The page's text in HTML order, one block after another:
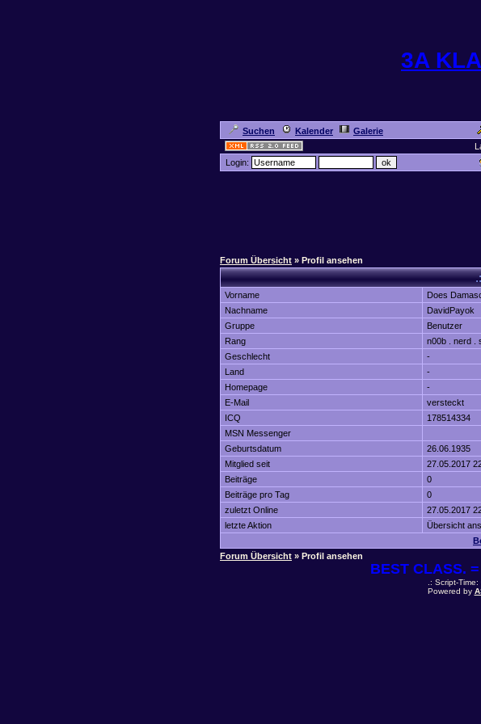
3A
Suchen Kalender Galerie
Login:
Forum Übersicht » Profil ansehen
Vorname
Does
Nachname
DavidPayok
Gruppe
Benutzer
Rang
n00b . nerd .
Geschlecht
-
Land
-
Homepage
-
E-Mail
versteckt
ICQ
178514334
MSN Messenger
Geburtsdatum
26.06.1935
Mitglied seit
27.05.2017
Beiträge
0
Beiträge pro Tag
0
zuletzt Online
27.05.2017
letzte Aktion
Übersicht
Forum Übersicht » Profil ansehen
BEST CLASS.
.: Script-Time:
Powered by